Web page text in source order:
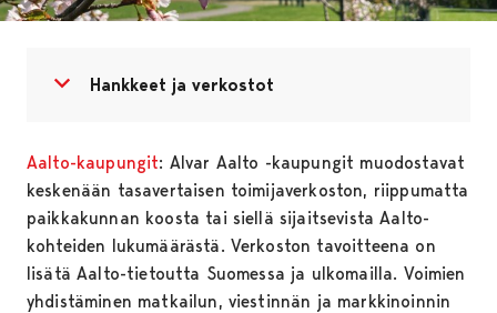
Avaa valikko
Sulje valikko
Hankkeet ja verkostot
Aalto-kaupungit: Alvar Aalto -kaupungit muodostavat
keskenään tasavertaisen toimijaverkoston, riippumatta
paikkakunnan koosta tai siellä sijaitsevista Aalto-
kohteiden lukumäärästä. Verkoston tavoitteena on
lisätä Aalto-tietoutta Suomessa ja ulkomailla. Voimien
yhdistäminen matkailun, viestinnän ja markkinoinnin